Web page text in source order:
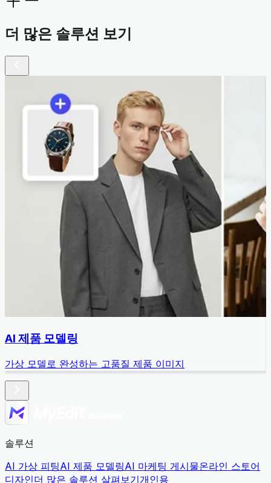
더 많은 솔루션 보기
AI 제품 모델링
가상 모델로 완성하는 고품질 제품 이미지
솔루션
AI 가상 피팅AI 제품 모델링AI 마케팅 게시물온라인 스토어
디자인더 많은 솔루션 살펴보기개인용